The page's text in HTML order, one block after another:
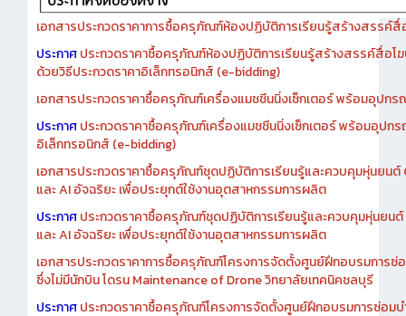
เอกสารประกวดราคาการซื้อครุภัณฑ์ห้องปฏิบัติการเรียนรู้สร้างสรรค์
ประกาศ ประกวดราคาซื้อครุภัณฑ์ห้องปฏิบัติการเรียนรู้สร้างสรรค์สื่อโ
ด้วยวิธีประกวดราคาอิเล็กทรอนิกส์ (e-bidding)
เอกสารประกวดราคาซื้อครุภัณฑ์เครื่องแมชชีนนิ่งเซ็กเตอร์ พร้อมอุปก
ประกาศประกวดราคาซื้อครุภัณฑ์เครื่องแมชชีนนิ่งเซ็กเตอร์ พร้อมอุปก
อิเล็กทรอนิกส์ (e-bidding)
เอกสารประกวดราคาซื้อครุภัณฑ์ชุดปฏิบัติการเรียนรู้และควบคุมหุ่นยน
และ AI อัจฉริยะ เพื่อประยุกต์ใช้งานอุตสาหกรรมการผลิต
ประกาศประกวดราคาซื้อครุภัณฑ์ชุดปฏิบัติการเรียนรู้และควบคุมหุ่นยน
และ AI อัจฉริยะ เพื่อประยุกต์ใช้งานอุตสาหกรรมการผลิต
เอกสารประกวดราคาการซื้อครุภัณฑ์โครงการจัดตั้งศูนย์ฝึกอบรมการซ่
ซึ่งไม่มีนักบิน โดรน Maintenance of Drone วิทยาลัยเทคนิคชลบุรี